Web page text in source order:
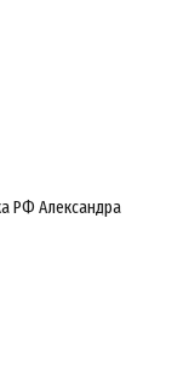
РФ Александра